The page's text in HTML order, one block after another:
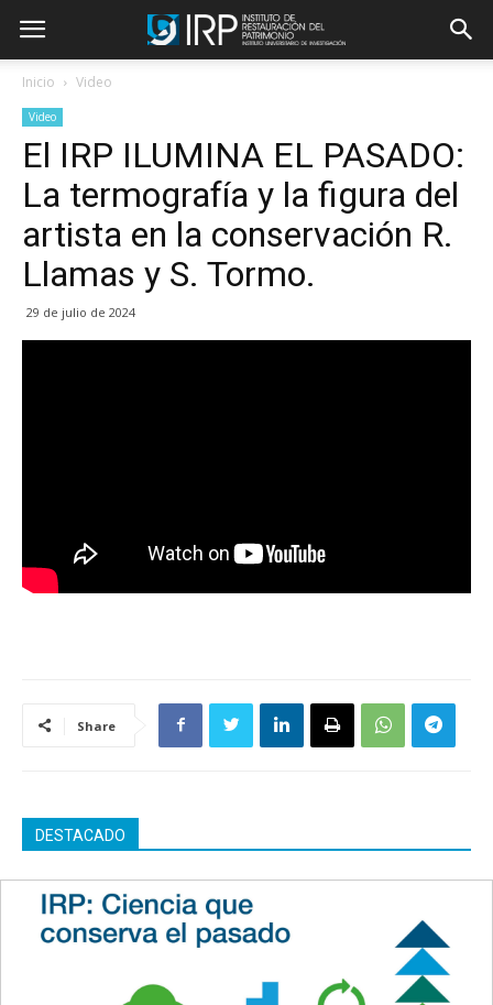
Inicio Video
Video
El IRP ILUMINA EL PASADO:
La termografía y la figura del
artista en la conservación R.
Llamas y S. Tormo.
29 de julio de 2024
Share
DESTACADO